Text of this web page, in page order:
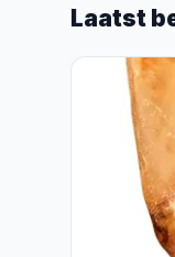
Laatst